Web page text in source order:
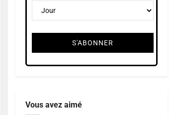
Vous avez aimé